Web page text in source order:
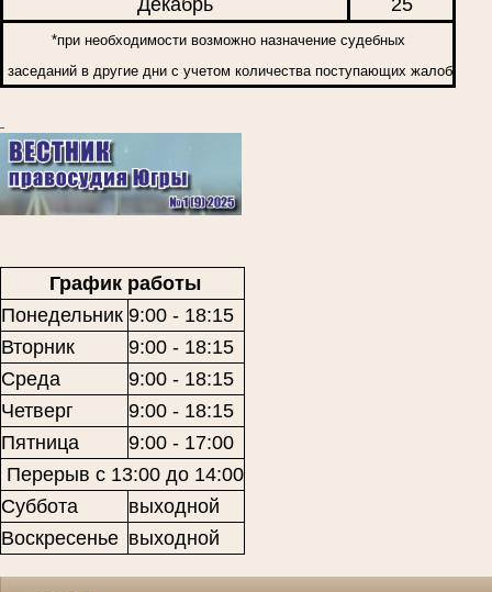
Декабрь 25
*при необходимости возможно назначение судебных
заседаний в другие дни с учетом количества поступающих жалоб
График работы
Понедельник 9:00 - 18:15
Вторник
9:00 - 18:15
Среда
9:00 - 18:15
Четверг
9:00 - 18:15
Пятница
9:00 - 17:00
Перерыв с 13:00 до 14:00
Суббота
выходной
Воскресенье выходной